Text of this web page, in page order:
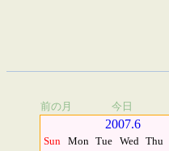
前の月 今日
2007.6
Sun Mon Tue Wed Thu